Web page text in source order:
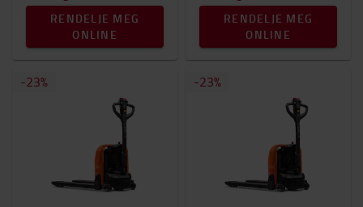
RENDELJE MEG
ONLINE
RENDELJE MEG
ONLINE
-23% -23%